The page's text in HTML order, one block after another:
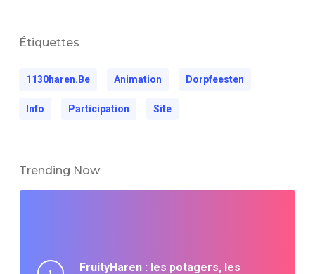
Étiquettes
1130haren.be Animation Dorpfeesten
Info Participation Site
Trending Now
FruityHaren : les potagers, les